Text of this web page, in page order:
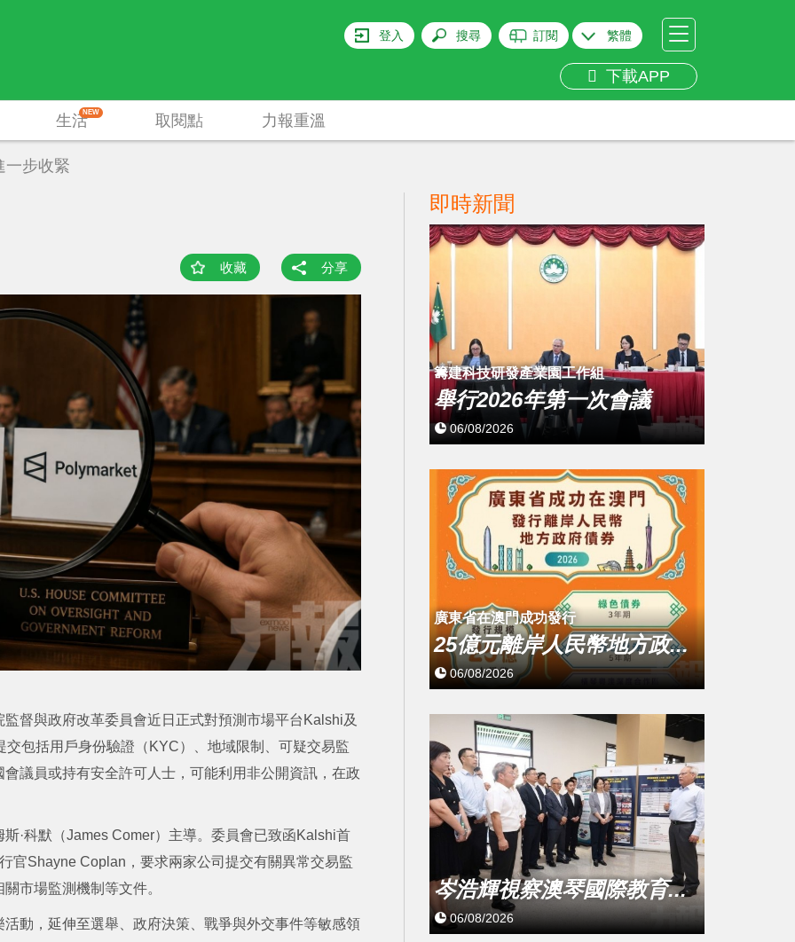
登入 搜尋 訂閱 繁體
下載APP
生活NEW 取閱點 力報重溫
一步收緊
收藏 分享
督與政府改革委員會近日正式對預測市場平台Kalshi及
包括用戶身份驗證（KYC）、地域限制、可疑交易監
議員或持有安全許可人士，可能利用非公開資訊，在政
·科默（James Comer）主導。委員會已致函Kalshi首
官Shayne Coplan，要求兩家公司提交有關異常交易監
市場監測機制等文件。
動，延伸至選舉、政府決策、戰爭與外交事件等敏感領
即時新聞
籌建科技研發產業園工作組
舉行2026年第一次會議
06/08/2026
廣東省在澳門成功發行
25億元離岸人民幣地方政...
06/08/2026
岑浩輝視察澳琴國際教育...
06/08/2026